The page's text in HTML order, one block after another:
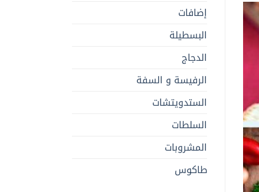
إضافات
البسطيلة
الدجاج
الرفيسة و السفة
الستدويتشات
السلطات
المشروبات
طاكوس